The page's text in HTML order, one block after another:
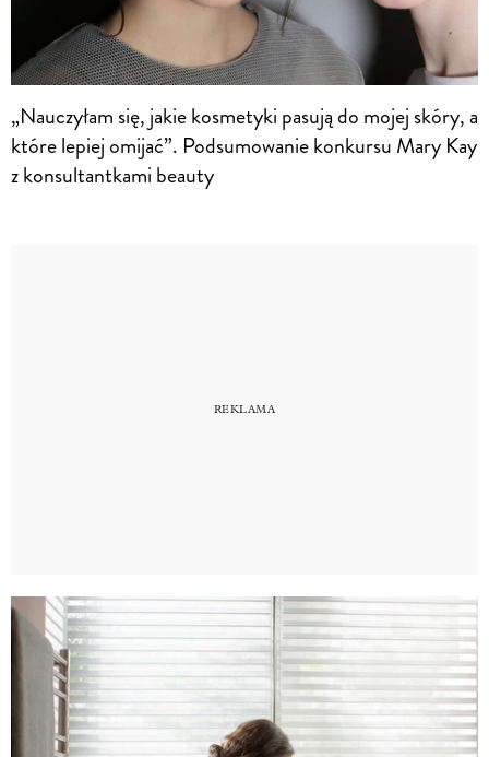
„Nauczyłam się, jakie kosmetyki pasują do mojej skóry, a
które lepiej omijać”. Podsumowanie konkursu Mary Kay
z konsultantkami beauty